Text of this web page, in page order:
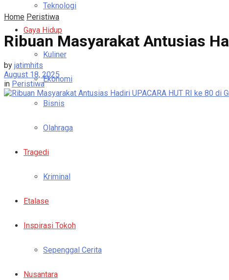
Teknologi
Gaya Hidup
Kuliner
Ekonomi
Bisnis
Olahraga
Tragedi
Kriminal
Etalase
Inspirasi Tokoh
Sepenggal Cerita
Nusantara
Home Peristiwa
Ribuan Masyarakat Antusias
by jatimhits
August 18, 2025
in Peristiwa